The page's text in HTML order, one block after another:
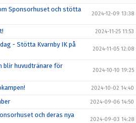
Sponsorhuset och stötta
2024-12-09 13:38
2024-11-25 11:53
- Stötta Kvarnby IK på
2024-11-05 12:08
blir huvudtränare för
2024-10-10 19:25
2024-10-02 14:40
2024-09-06 14:50
och deras nya
2024-09-03 14:28